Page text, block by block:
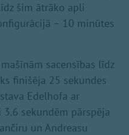
šim ātrāko apli
– 10 minūtes
sacensības līdz
finišēja 25 sekundes
Edelhofa ar
3.6 sekundēm pārspēja
un Andreasu